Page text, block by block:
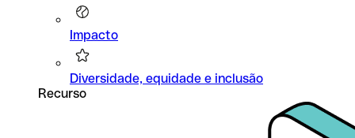
Impacto
Diversidade, equidade e inclusão
Recurso